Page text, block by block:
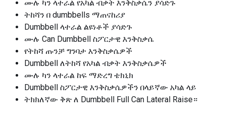
ሙሉ ካን ላተራል የአካል ብቃት እንቅስቃሴን ያሳድጉ
ትከሻን በ dumbbells ማጠናከሪያ
Dumbbell ላተራል ልዩነቶች ያሳድጉ
ሙሉ Can Dumbbell ስፖርታዊ እንቅስቃሴ
የትከሻ ጡንቻ ግንባታ እንቅስቃሴዎች
Dumbbell ለትከሻ የአካል ብቃት እንቅስቃሴዎች
ሙሉ ካን ላተራል ከፍ ማድረግ ቴክኒክ
Dumbbell ስፖርታዊ እንቅስቃሴዎችን በላይኛው አካል ላይ
ትክክለኛው ቅጽ ለ Dumbbell Full Can Lateral Raise።